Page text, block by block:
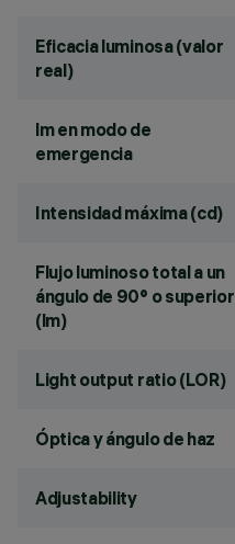
Eficacia luminosa (valor
real)
lm en modo de
emergencia
Intensidad máxima (cd)
Flujo luminoso total a un
ángulo de 90° o superior
(lm)
Light output ratio (LOR)
Óptica y ángulo de haz
Adjustability